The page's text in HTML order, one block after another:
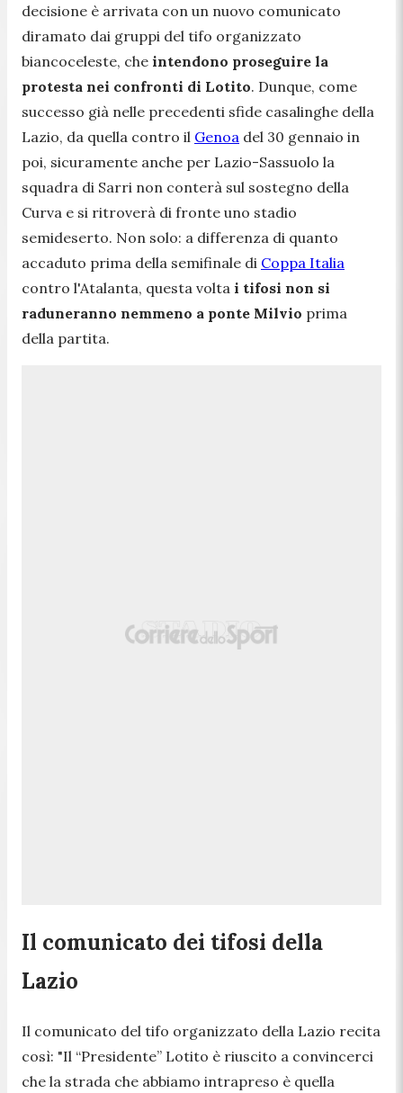
decisione è arrivata con un nuovo comunicato
diramato dai gruppi del tifo organizzato
biancoceleste, che intendono proseguire la
protesta nei confronti di Lotito. Dunque, come
successo già nelle precedenti sfide casalinghe della
Lazio, da quella contro il Genoa del 30 gennaio in
poi, sicuramente anche per Lazio-Sassuolo la
squadra di Sarri non conterà sul sostegno della
Curva e si ritroverà di fronte uno stadio
semideserto. Non solo: a differenza di quanto
accaduto prima della semifinale di Coppa Italia
contro l'Atalanta, questa volta i tifosi non si
raduneranno nemmeno a ponte Milvio prima
della partita.
Il comunicato dei tifosi della
Lazio
Il comunicato del tifo organizzato della Lazio recita
così: "Il “Presidente” Lotito è riuscito a convincerci
che la strada che abbiamo intrapreso è quella